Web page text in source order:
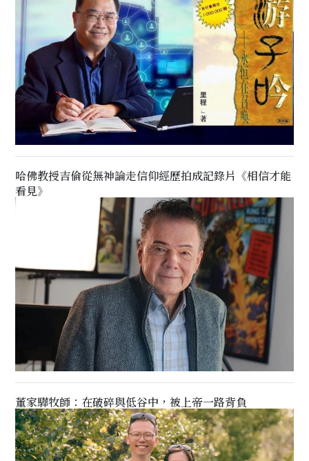
哈佛教授吉倫從無神論走信仰經歷拍成記錄片《相信才能
看見》
董家驊牧師：在破碎與低谷中，被上帝一路背負